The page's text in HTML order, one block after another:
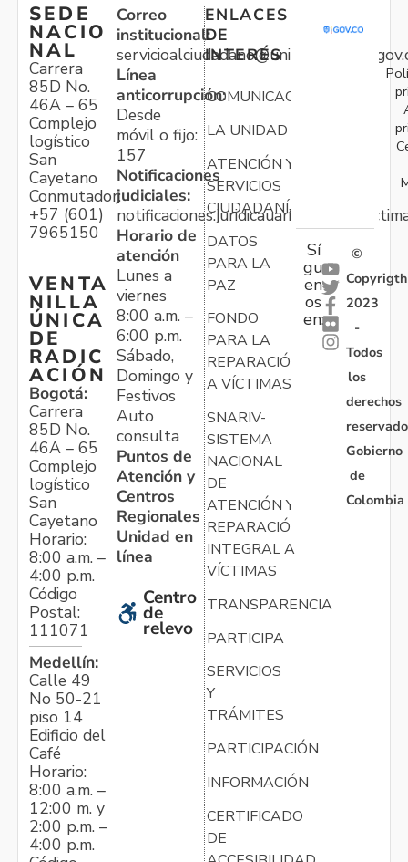
SEDE
NACIO
NAL
Carrera
85D No.
46A – 65
Complejo
logístico
San
Cayetano
Conmutador:
+57 (601)
7965150
VENTA
NILLA
ÚNICA
DE
RADIC
ACIÓN
Bogotá:
Carrera
85D No.
46A – 65
Complejo
logístico
San
Cayetano
Horario:
8:00 a.m. –
4:00 p.m.
Código
Postal:
111071
Medellín:
Calle 49
No 50-21
piso 14
Edificio del
Café
Horario:
8:00 a.m. –
12:00 m. y
2:00 p.m. –
4:00 p.m.
Correo
institucional:
Línea
anticorrupción:
Desde
móvil o fijo:
157
Notificaciones
judiciales:
Horario de
atención
Lunes a
viernes
8:00 a.m. –
6:00 p.m.
Sábado,
Domingo y
Festivos
Auto
consulta
Puntos de
Atención y
Centros
Regionales
Unidad en
línea
Centro
de
relevo
ENLACES
DE
INTERÉS
COMUNICACIONES
LA UNIDAD
ATENCIÓN Y
SERVICIOS
CIUDADANÍA
DATOS
PARA LA
PAZ
FONDO
PARA LA
REPARACIÓN
A VÍCTIMAS
SNARIV-
SISTEMA
NACIONAL
DE
ATENCIÓN Y
REPARACIÓN
INTEGRAL A
VÍCTIMAS
TRANSPARENCIA
PARTICIPA
SERVICIOS
Y
TRÁMITES
PARTICIPACIÓN
INFORMACIÓN
CERTIFICADO
DE
Sí
gu
en
os
en:
©
Copyrigth
2023
-
Todos
los
derechos
Gobierno
de
Colombia